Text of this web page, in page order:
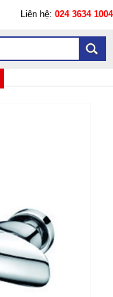
Liên hệ: 024 3634 1004